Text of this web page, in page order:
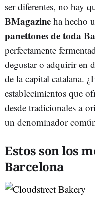
ser diferentes, no hay
BMagazine ha hecho
panettones de toda
perfectamente
degustar o adquirir en
de la capital catalana.
establecimientos que
desde tradicionales a
un denominador
Estos son los
Barcelona